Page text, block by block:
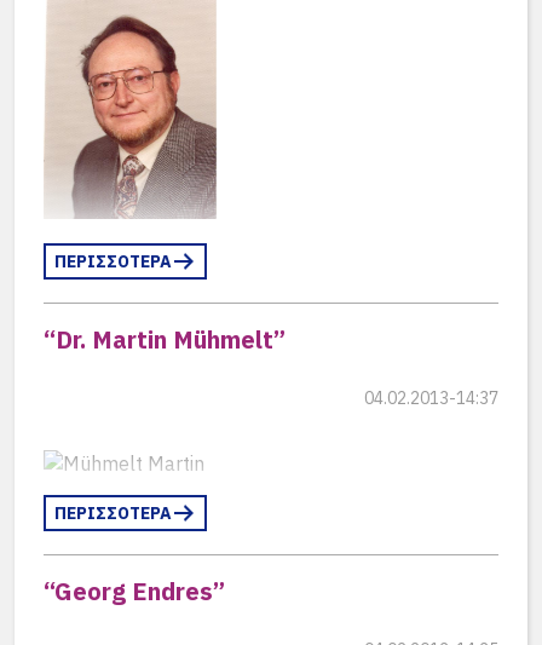
ΠΕΡΙΣΣΟΤΕΡΑ
“Dr. Martin Mühmelt”
04.02.2013-14:37
ΠΕΡΙΣΣΟΤΕΡΑ
“Georg Endres”